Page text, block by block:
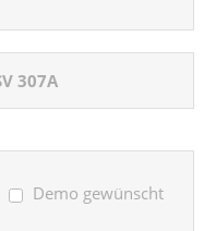
Demo gewünscht